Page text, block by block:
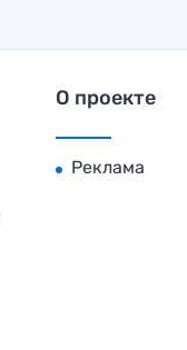
О проекте
Реклама